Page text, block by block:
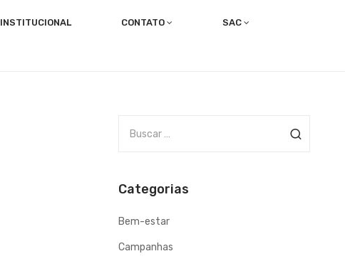
INSTITUCIONAL CONTATO SAC
a
p
o
Categorias
Bem-estar
Campanhas